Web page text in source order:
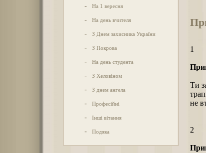
- На 1 вересня
- На день вчителя
- З Днем захисника України
- З Покрова
- На день студента
- З Хеловіном
- З днем ангела
- Професійні
- Інші вітання
- Подяка
1
Ти
не
2